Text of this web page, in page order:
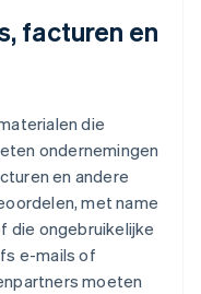
facturen en
die
ondernemingen
en andere
met name
die ongebruikelijke
e-mails of
moeten